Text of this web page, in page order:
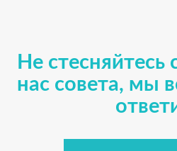
Не стесняйтесь
нас совета, мы